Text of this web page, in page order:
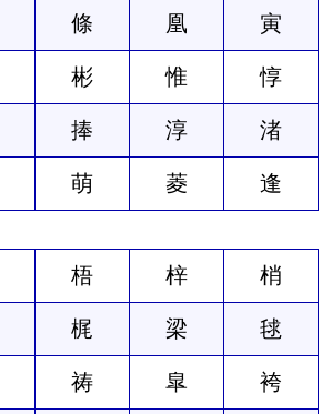
條 凰 寅
彬 惟 惇
捧 淳 渚
萌 菱 逢
梧 梓 梢
梶 梁 毬
祷 皐 袴